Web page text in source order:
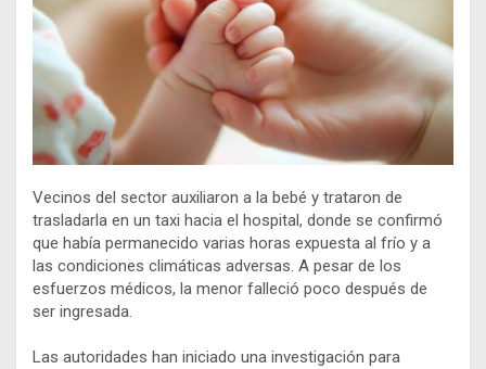
Vecinos del sector auxiliaron a la bebé y trataron de
trasladarla en un taxi hacia el hospital, donde se confirmó
que había permanecido varias horas expuesta al frío y a
las condiciones climáticas adversas. A pesar de los
esfuerzos médicos, la menor falleció poco después de
ser ingresada.
Las autoridades han iniciado una investigación para